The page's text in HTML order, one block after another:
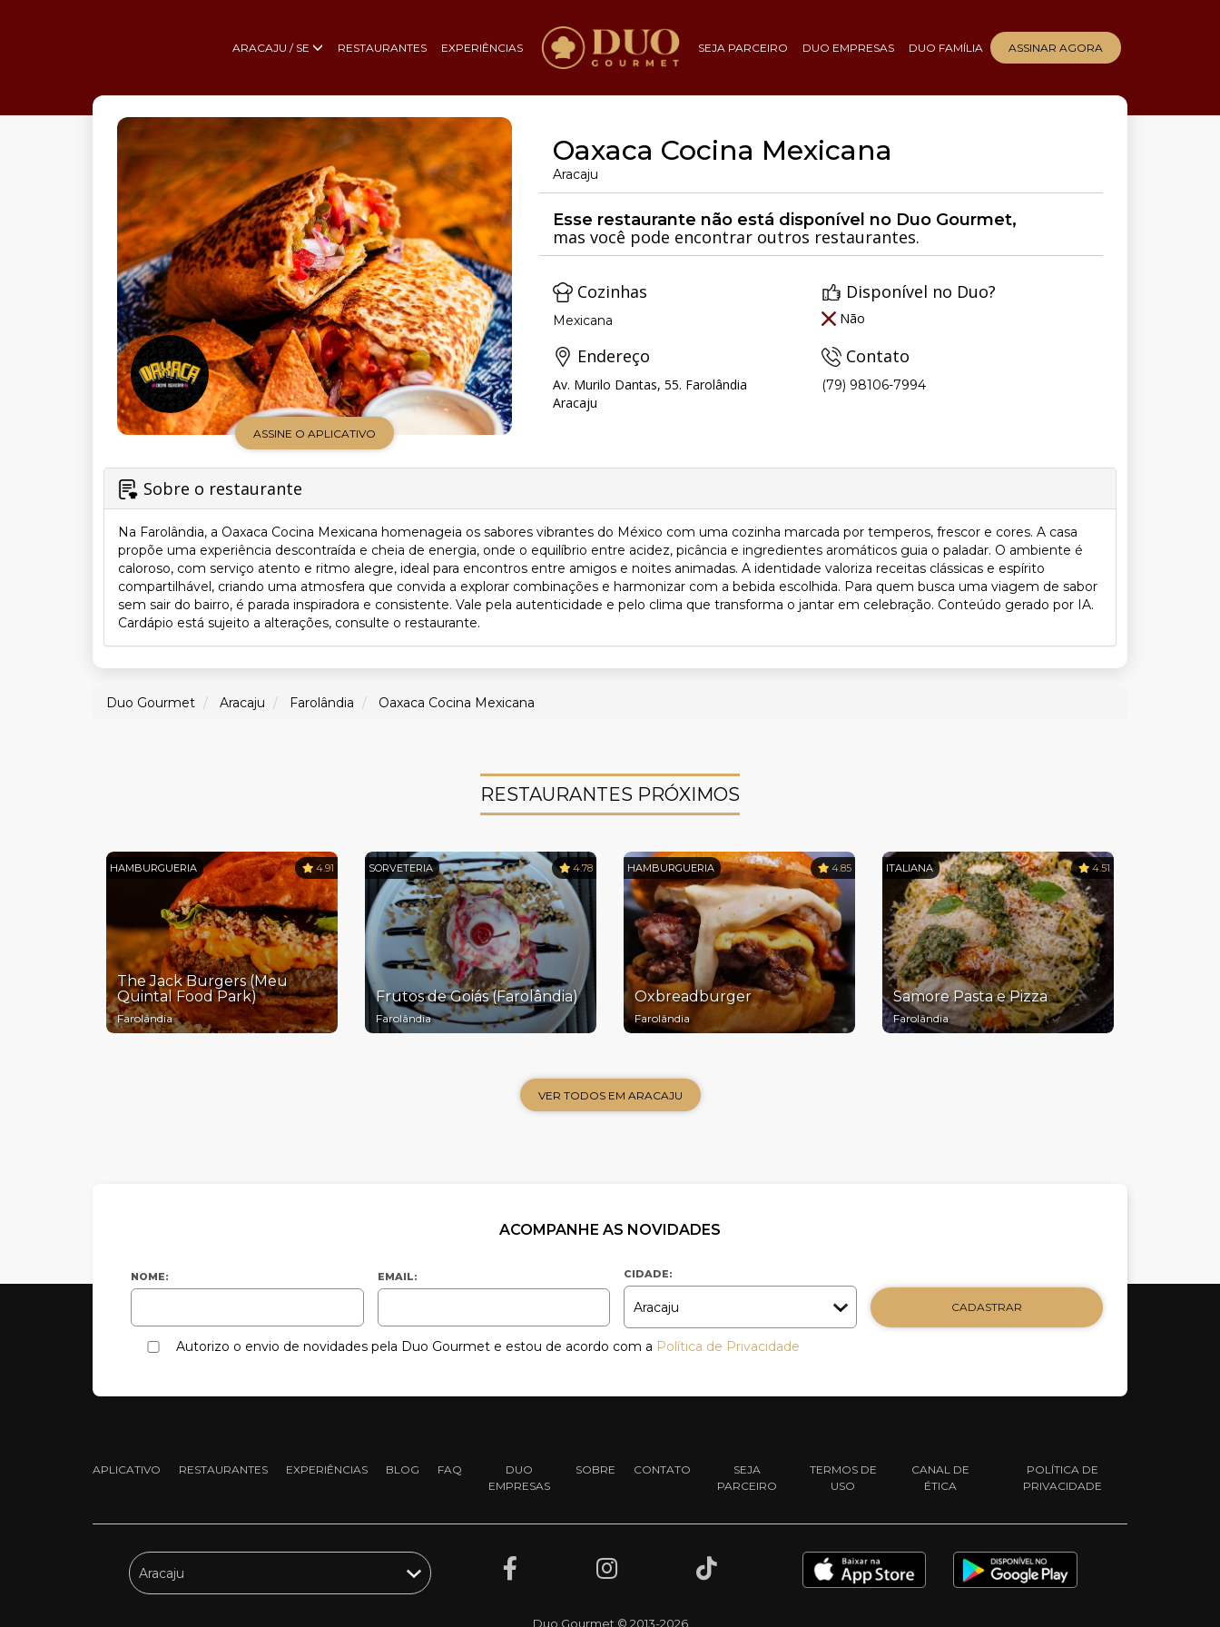
ARACAJU / SE RESTAURANTES EXPERIÊNCIAS SEJA PARCEIRO DUO EMPRESAS DUO FAMÍLIA ASSINAR AGORA
ASSINE O APLICATIVO
Oaxaca Cocina Mexicana
Aracaju
Esse restaurante não está disponível no Duo Gourmet,
mas você pode encontrar outros restaurantes.
Cozinhas
Mexicana
Disponível no Duo?
Não
Endereço
Av. Murilo Dantas, 55. Farolândia
Aracaju
Contato
(79) 98106-7994
Sobre o restaurante
Na Farolândia, a Oaxaca Cocina Mexicana homenageia os sabores vibrantes do México com uma cozinha marcada por temperos, frescor e cores. A casa
propõe uma experiência descontraída e cheia de energia, onde o equilíbrio entre acidez, picância e ingredientes aromáticos guia o paladar. O ambiente é
caloroso, com serviço atento e ritmo alegre, ideal para encontros entre amigos e noites animadas. A identidade valoriza receitas clássicas e espírito
compartilhável, criando uma atmosfera que convida a explorar combinações e harmonizar com a bebida escolhida. Para quem busca uma viagem de sabor
sem sair do bairro, é parada inspiradora e consistente. Vale pela autenticidade e pelo clima que transforma o jantar em celebração. Conteúdo gerado por IA.
Cardápio está sujeito a alterações, consulte o restaurante.
Duo Gourmet Aracaju Farolândia Oaxaca Cocina Mexicana
RESTAURANTES PRÓXIMOS
HAMBURGUERIA 4.91
The Jack Burgers (Meu
Quintal Food Park)
Farolândia
SORVETERIA 4.78
Frutos de Goiás (Farolândia)
Farolândia
HAMBURGUERIA 4.85
Oxbreadburger
Farolândia
ITALIANA 4.51
Samore Pasta e Pizza
Farolândia
VER TODOS EM ARACAJU
ACOMPANHE AS NOVIDADES
NOME: EMAIL: CIDADE:
CADASTRAR
Autorizo o envio de novidades pela Duo Gourmet e estou de acordo com a Política de Privacidade
APLICATIVO RESTAURANTES EXPERIÊNCIAS BLOG FAQ DUO
EMPRESAS
SOBRE CONTATO SEJA
PARCEIRO
TERMOS DE
USO
CANAL DE
ÉTICA
POLÍTICA DE
PRIVACIDADE
Duo Gourmet © 2013-2026